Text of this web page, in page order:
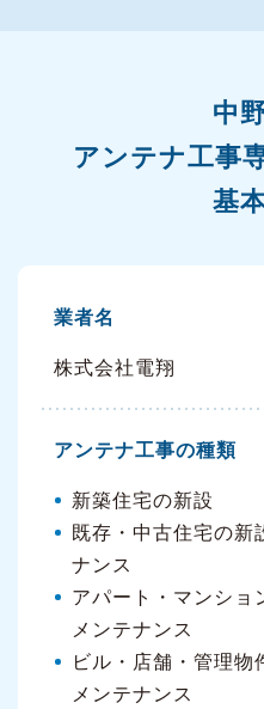
中
アンテナ工事
基
業者名
株式会社電翔
アンテナ工事の種類
新築住宅の新設
既存・中古住宅の新
ナンス
アパート・マンショ
メンテナンス
ビル・店舗・管理物
メンテナンス